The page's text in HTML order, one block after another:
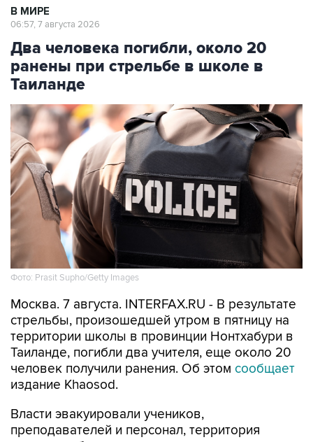
Два человека погибли, около 20
ранены при стрельбе в школе в
Таиланде
Фото: Prasit Supho/Getty Images
Москва. 7 августа. INTERFAX.RU - В результате
территории школы в провинции Нонтхабури в
Таиланде, погибли два учителя, еще около 20
человек получили ранения. Об этомсообщает
издание Khaosod.
Власти эвакуировали учеников,
вокруг учебного заведения остается
оцепленной.